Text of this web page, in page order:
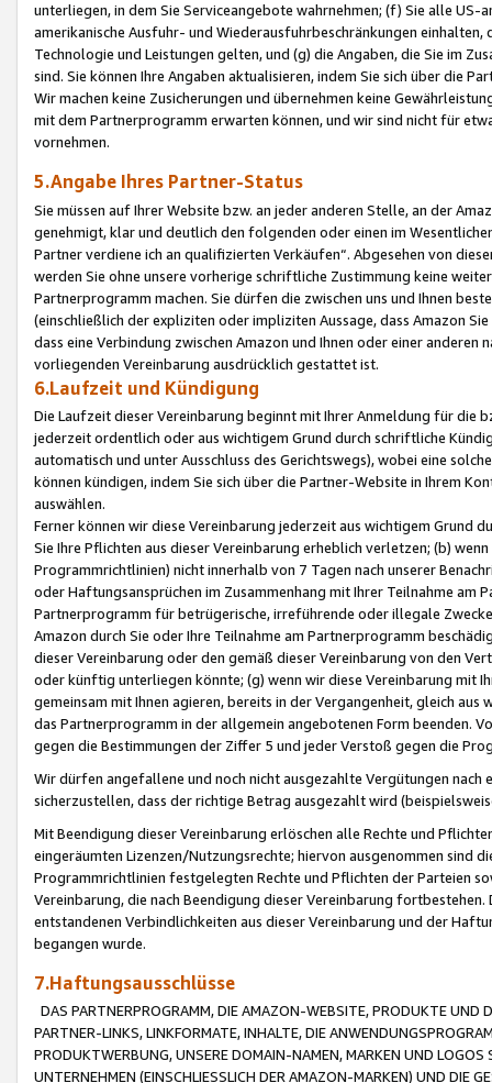
unterliegen, in dem Sie Serviceangebote wahrnehmen; (f) Sie alle
amerikanische Ausfuhr- und Wiederausfuhrbeschränkungen
Technologie und Leistungen gelten, und (g) die Angaben, die Sie im
sind. Sie können Ihre Angaben aktualisieren, indem Sie sich über die
Wir machen keine Zusicherungen und übernehmen keine
mit dem Partnerprogramm erwarten können, und wir sind nicht für
vornehmen.
5.Angabe Ihres Partner-Status
Sie müssen auf Ihrer Website bzw. an jeder anderen Stelle, an der
genehmigt, klar und deutlich den folgenden oder einen im
Partner verdiene ich an qualifizierten Verkäufen“. Abgesehen von
werden Sie ohne unsere vorherige schriftliche Zustimmung keine
Partnerprogramm machen. Sie dürfen die zwischen uns und Ihnen
(einschließlich der expliziten oder impliziten Aussage, dass Amazon
dass eine Verbindung zwischen Amazon und Ihnen oder einer
vorliegenden Vereinbarung ausdrücklich gestattet ist.
6.Laufzeit und Kündigung
Die Laufzeit dieser Vereinbarung beginnt mit Ihrer Anmeldung für die
jederzeit ordentlich oder aus wichtigem Grund durch schriftliche
automatisch und unter Ausschluss des Gerichtswegs), wobei eine
können kündigen, indem Sie sich über die Partner-Website in Ihrem
auswählen.
Ferner können wir diese Vereinbarung jederzeit aus wichtigem Grund
Sie Ihre Pflichten aus dieser Vereinbarung erheblich verletzen; (b)
Programmrichtlinien) nicht innerhalb von 7 Tagen nach unserer
oder Haftungsansprüchen im Zusammenhang mit Ihrer Teilnahme am
Partnerprogramm für betrügerische, irreführende oder illegale
Amazon durch Sie oder Ihre Teilnahme am Partnerprogramm
dieser Vereinbarung oder den gemäß dieser Vereinbarung von den
oder künftig unterliegen könnte; (g) wenn wir diese Vereinbarung mit
gemeinsam mit Ihnen agieren, bereits in der Vergangenheit, gleich
das Partnerprogramm in der allgemein angebotenen Form beenden.
gegen die Bestimmungen der Ziffer 5 und jeder Verstoß gegen die
Wir dürfen angefallene und noch nicht ausgezahlte Vergütungen
sicherzustellen, dass der richtige Betrag ausgezahlt wird
Mit Beendigung dieser Vereinbarung erlöschen alle Rechte und
eingeräumten Lizenzen/Nutzungsrechte; hiervon ausgenommen sind
Programmrichtlinien festgelegten Rechte und Pflichten der Parteien
Vereinbarung, die nach Beendigung dieser Vereinbarung
entstandenen Verbindlichkeiten aus dieser Vereinbarung und der
begangen wurde.
7.Haftungsausschlüsse
DAS PARTNERPROGRAMM, DIE AMAZON-WEBSITE, PRODUKTE UND
PARTNER-LINKS, LINKFORMATE, INHALTE, DIE
PRODUKTWERBUNG, UNSERE DOMAIN-NAMEN, MARKEN UND
UNTERNEHMEN (EINSCHLIESSLICH DER AMAZON-MARKEN) UND DIE